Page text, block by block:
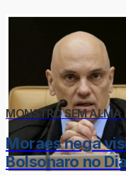
MONSTRO SEM ALMA
Moraes nega
Bolsonaro no